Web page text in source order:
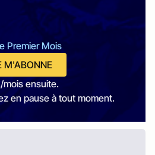
Premier Mois
M'ABONNE
mois ensuite.
en pause à tout moment.